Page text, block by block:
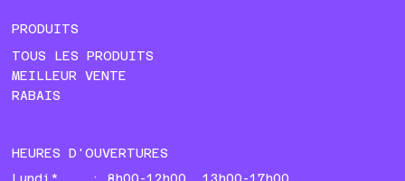
PRODUITS
TOUS LES PRODUITS
MEILLEUR VENTE
RABAIS
HEURES D'OUVERTURES